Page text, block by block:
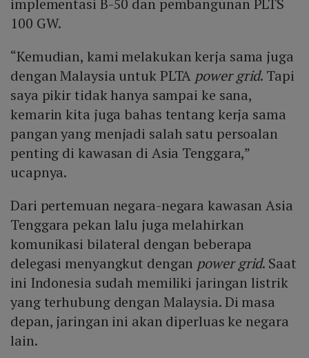
implementasi B-50 dan pembangunan PLTS
100 GW.
“Kemudian, kami melakukan kerja sama juga
dengan Malaysia untuk PLTA power grid. Tapi
saya pikir tidak hanya sampai ke sana,
kemarin kita juga bahas tentang kerja sama
pangan yang menjadi salah satu persoalan
penting di kawasan di Asia Tenggara,”
ucapnya.
Dari pertemuan negara-negara kawasan Asia
Tenggara pekan lalu juga melahirkan
komunikasi bilateral dengan beberapa
delegasi menyangkut dengan power grid. Saat
ini Indonesia sudah memiliki jaringan listrik
yang terhubung dengan Malaysia. Di masa
depan, jaringan ini akan diperluas ke negara
lain.